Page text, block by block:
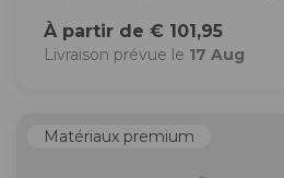
À partir de € 101,95
Livraison prévue le 17 Aug
Matériaux premium